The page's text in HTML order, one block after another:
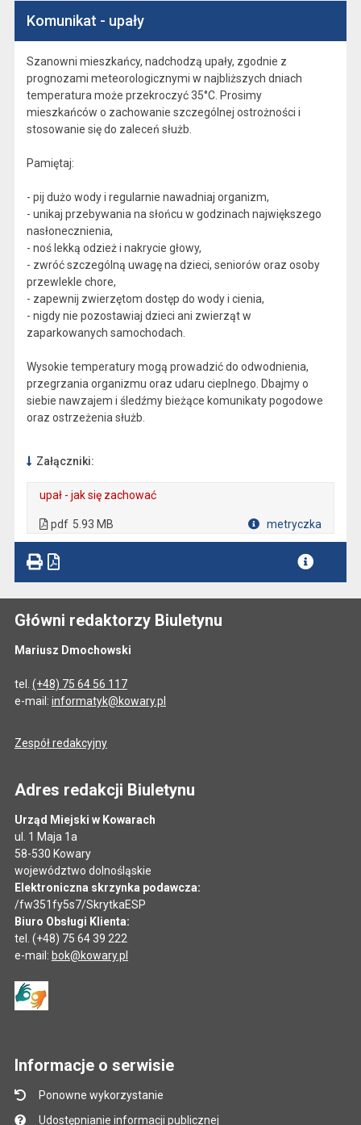
Komunikat - upały
Szanowni mieszkańcy, nadchodzą upały, zgodnie z
prognozami meteorologicznymi w najbliższych dniach
temperatura może przekroczyć 35°C. Prosimy
mieszkańców o zachowanie szczególnej ostrożności i
stosowanie się do zaleceń służb.
Pamiętaj:
- pij dużo wody i regularnie nawadniaj organizm,
- unikaj przebywania na słońcu w godzinach największego
nasłonecznienia,
- noś lekką odzież i nakrycie głowy,
- zwróć szczególną uwagę na dzieci, seniorów oraz osoby
przewlekle chore,
- zapewnij zwierzętom dostęp do wody i cienia,
- nigdy nie pozostawiaj dzieci ani zwierząt w
zaparkowanych samochodach.
Wysokie temperatury mogą prowadzić do odwodnienia,
przegrzania organizmu oraz udaru cieplnego. Dbajmy o
siebie nawzajem i śledźmy bieżące komunikaty pogodowe
oraz ostrzeżenia służb.
Załączniki:
upał - jak się zachować
pdf 5.93 MB metryczka
Główni redaktorzy Biuletynu
Mariusz Dmochowski
tel. (+48) 75 64 56 117
e-mail: informatyk@kowary.pl
Zespół redakcyjny
Adres redakcji Biuletynu
Urząd Miejski w Kowarach
ul. 1 Maja 1a
58-530 Kowary
województwo dolnośląskie
Elektroniczna skrzynka podawcza:
/fw351fy5s7/SkrytkaESP
Biuro Obsługi Klienta:
tel. (+48) 75 64 39 222
e-mail: bok@kowary.pl
Informacje o serwisie
Ponowne wykorzystanie
Udostępnianie informacji publicznej